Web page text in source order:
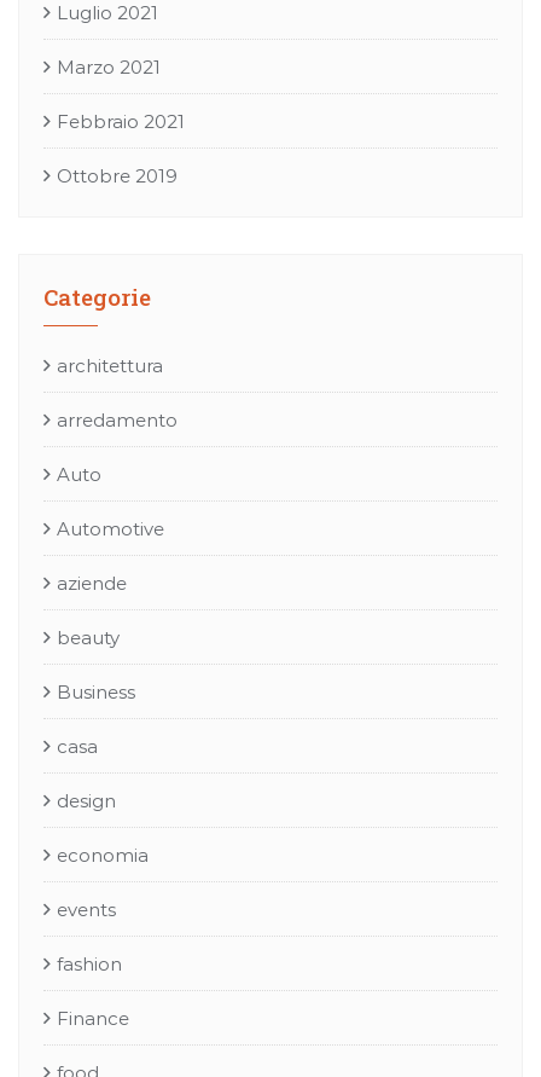
Luglio 2021
Marzo 2021
Febbraio 2021
Ottobre 2019
Categorie
architettura
arredamento
Auto
Automotive
aziende
beauty
Business
casa
design
economia
events
fashion
Finance